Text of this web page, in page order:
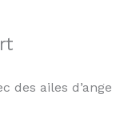
des ailes d’ange